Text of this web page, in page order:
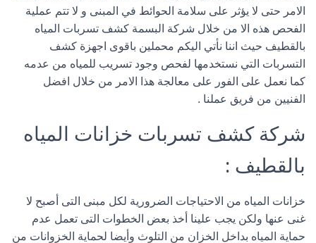
الامر حتى لا يؤثر على سلامة الحوائط في المبنى و لا تتم عملية
الفحص هذه الا من خلال شركة البسمة كشف تسربات المياه
بالقطيف حيث اننا نأتي اليكم محملين باقوى اجهزة كشف
التسربات التي نستخدمها لفحص وجود تسريب للمياه من عدمه
كما نعمل على الفور على معالجة هذا الامر من خلال افضل
الفنيين من فريق عملنا .
شركة كشف تسربات خزانات المياه
بالقطيف :
خزانات المياه من الاحتياجات الضرورية لكل مبنى التى أصبح لا
غنى عنها ولكن يجب علينا أخذ بعض الخطوات التى تعمل عدم
حماية المياه بداخل الخزان من التلوث وأيضا لحماية الخزوانات من